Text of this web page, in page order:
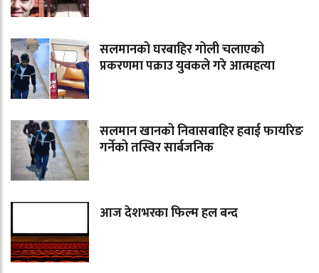
सलमानको घरबाहिर गोली चलाएको
प्रकरणमा पक्राउ युवकले गरे आत्महत्या
सलमान खानको निवासबाहिर हवाई फायरिङ
गर्नेको तस्विर सार्बजनिक
आज देशभरका फिल्म हल बन्द